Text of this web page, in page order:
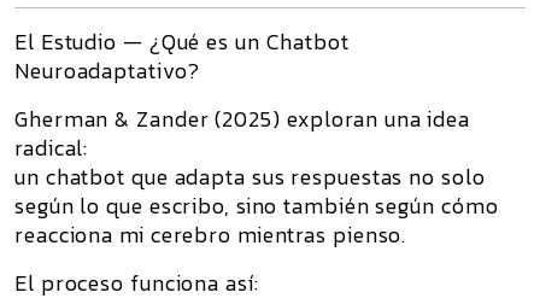
El Estudio — ¿Qué es un Chatbot
Neuroadaptativo?
Gherman & Zander (2025) exploran una idea
radical:
un chatbot que adapta sus respuestas no solo
según lo que escribo, sino también según cómo
reacciona mi cerebro mientras pienso.
El proceso funciona así: